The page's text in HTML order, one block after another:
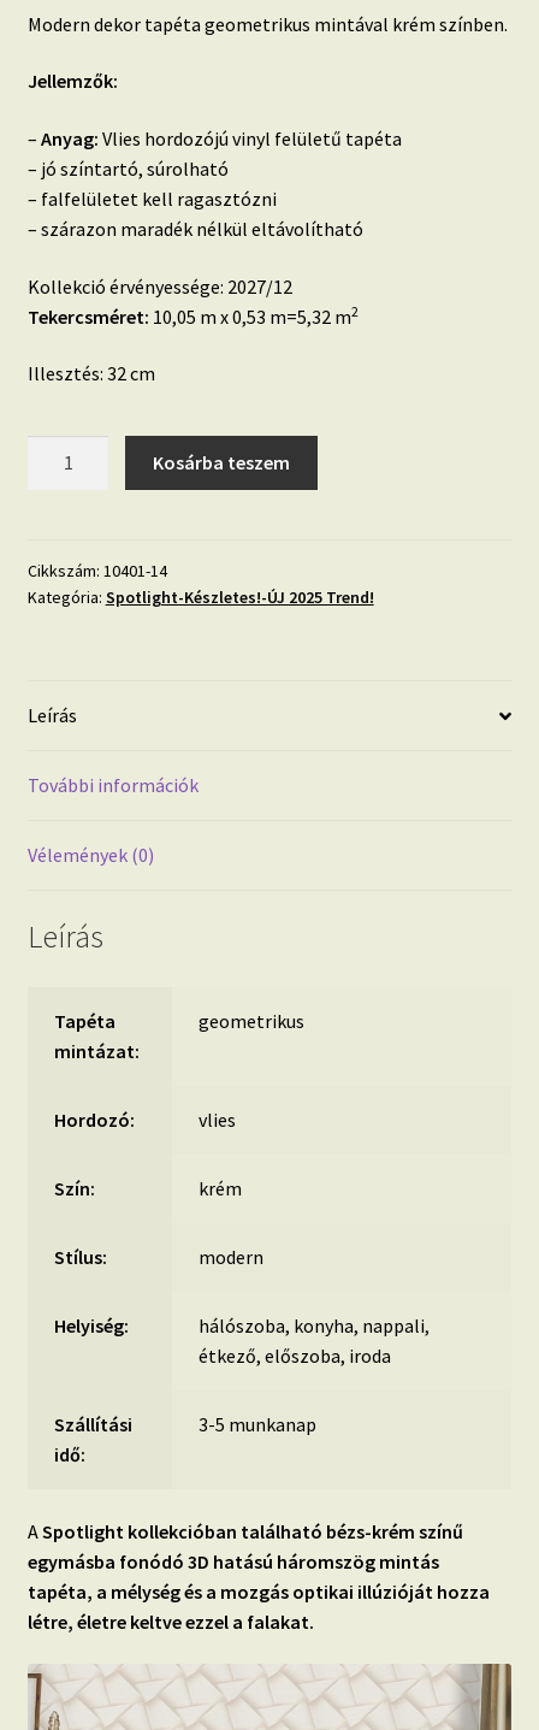
Modern dekor tapéta geometrikus mintával krém színben.
Jellemzők:
– Anyag: Vlies hordozójú vinyl felületű tapéta
– jó színtartó, súrolható
– falfelületet kell ragasztózni
– szárazon maradék nélkül eltávolítható
Kollekció érvényessége: 2027/12
Tekercsméret: 10,05 m x 0,53 m=5,32 m2
Illesztés: 32 cm
mintával
krém
Kosárba teszem
Cikkszám: 10401-14
Kategória: Spotlight-Készletes!-ÚJ 2025 Trend!
Leírás
További információk
Vélemények (0)
Leírás
Tapéta
mintázat:
geometrikus
Hordozó: vlies
Szín: krém
Stílus: modern
Helyiség:
hálószoba, konyha, nappali,
étkező, előszoba, iroda
Szállítási
idő:
3-5 munkanap
ASpotlight kollekcióban található bézs-krém színű
egymásba fonódó 3D hatású háromszög mintás
tapéta, a mélység és a mozgás optikai illúzióját hozza
létre, életre keltve ezzel a falakat.